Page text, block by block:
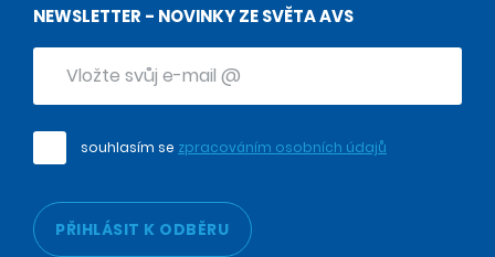
NEWSLETTER - NOVINKY ZE SVĚTA AVS
souhlasím se zpracováním osobních údajů
PŘIHLÁSIT K ODBĚRU